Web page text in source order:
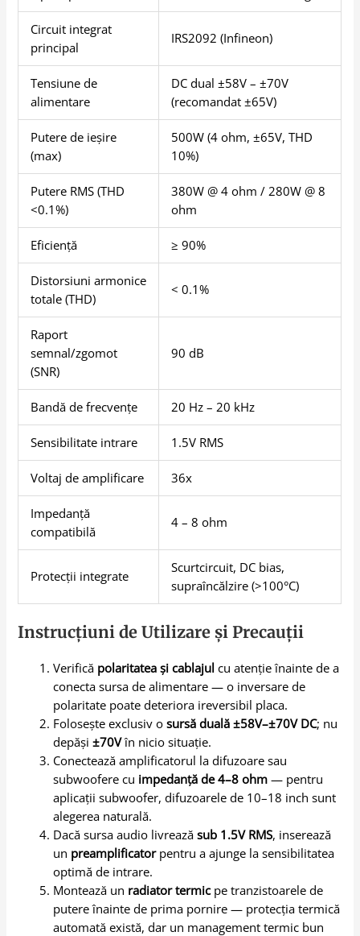
Circuit integrat
principal
IRS2092 (Infineon)
Tensiune de
alimentare
DC dual ±58V – ±70V
(recomandat ±65V)
Putere de ieșire
(max)
500W (4 ohm, ±65V, THD
10%)
Putere RMS (THD
<0.1%)
380W @ 4 ohm / 280W @ 8
ohm
Eficiență ≥ 90%
Distorsiuni armonice
totale (THD)
< 0.1%
Raport
semnal/zgomot
(SNR)
90 dB
Bandă de frecvențe 20 Hz – 20 kHz
Sensibilitate intrare 1.5V RMS
Voltaj de amplificare 36x
Impedanță
compatibilă
4 – 8 ohm
Protecții integrate
Scurtcircuit, DC bias,
supraîncălzire (>100°C)
Instrucțiuni de Utilizare și Precauții
Verifică polaritatea și cablajul cu atenție înainte de a
conecta sursa de alimentare — o inversare de
polaritate poate deteriora ireversibil placa.
Folosește exclusiv osursă duală ±58V–±70V DC; nu
depăși±70Vîn nicio situație.
Conectează amplificatorul la difuzoare sau
subwoofere cu impedanță de 4–8 ohm — pentru
aplicații subwoofer, difuzoarele de 10–18 inch sunt
alegerea naturală.
Dacă sursa audio livreazăsub 1.5V RMS, inserează
un preamplificatorpentru a ajunge la sensibilitatea
optimă de intrare.
Montează un radiator termicpe tranzistoarele de
putere înainte de prima pornire — protecția termică
automată există, dar un management termic bun